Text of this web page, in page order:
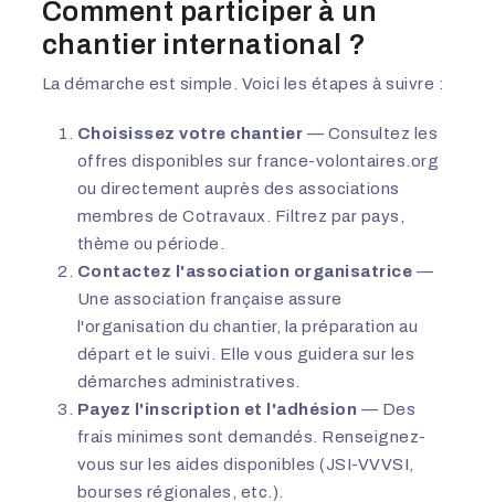
Comment participer à un
chantier international ?
La démarche est simple. Voici les étapes à suivre :
Choisissez votre chantier — Consultez les
offres disponibles sur france-volontaires.org
ou directement auprès des associations
membres de Cotravaux. Filtrez par pays,
thème ou période.
Contactez l'association organisatrice —
Une association française assure
l'organisation du chantier, la préparation au
départ et le suivi. Elle vous guidera sur les
démarches administratives.
Payez l'inscription et l'adhésion — Des
frais minimes sont demandés. Renseignez-
vous sur les aides disponibles (JSI-VVVSI,
bourses régionales, etc.).